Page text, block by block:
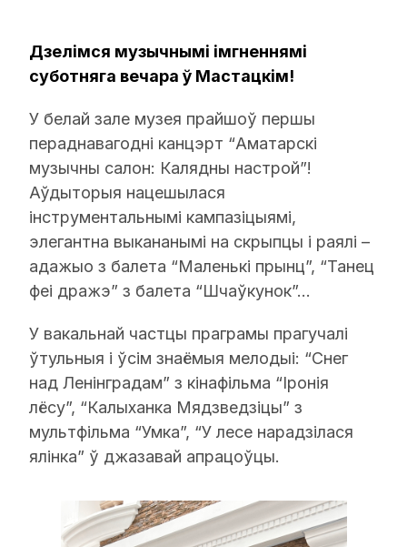
Дзелімся музычнымі імгненнямі
суботняга вечара ў Мастацкім!
У белай зале музея прайшоў першы
пераднавагодні канцэрт “Аматарскі
музычны салон: Калядны настрой”!
Аўдыторыя нацешылася
інструментальнымі кампазіцыямі,
элегантна выкананымі на скрыпцы і раялі –
адажыо з балета “Маленькі прынц”, “Танец
феі дражэ” з балета “Шчаўкунок”…
У вакальнай частцы праграмы прагучалі
ўтульныя і ўсім знаёмыя мелодыі: “Снег
над Ленінградам” з кінафільма “Іронія
лёсу”, “Калыханка Мядзведзіцы” з
мультфільма “Умка”, “У лесе нарадзілася
ялінка” ў джазавай апрацоўцы.